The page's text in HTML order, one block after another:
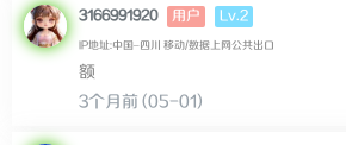
3166991920 用户 Lv.2
IP地址:中国–四川 移动/数据上网公共出口
额
3个月前 (05-01)